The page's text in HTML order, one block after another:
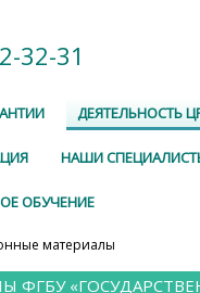
32-31
ДЕЯТЕЛЬНОСТЬ
НАШИ
ОБУЧЕНИЕ
материалы